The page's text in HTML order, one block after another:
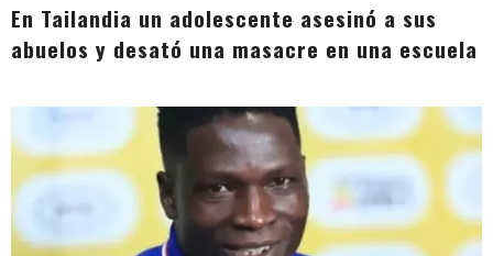
En Tailandia un adolescente asesinó a sus
abuelos y desató una masacre en una escuela